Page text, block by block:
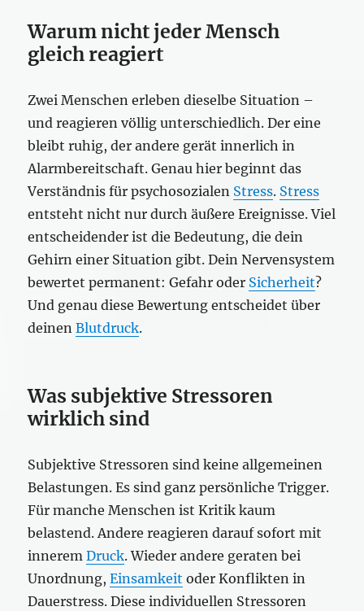
Warum nicht jeder Mensch
gleich reagiert
Zwei Menschen erleben dieselbe Situation –
und reagieren völlig unterschiedlich. Der eine
bleibt ruhig, der andere gerät innerlich in
Alarmbereitschaft. Genau hier beginnt das
Verständnis für psychosozialen Stress. Stress
entsteht nicht nur durch äußere Ereignisse. Viel
entscheidender ist die Bedeutung, die dein
Gehirn einer Situation gibt. Dein Nervensystem
bewertet permanent: Gefahr oder Sicherheit?
Und genau diese Bewertung entscheidet über
deinenBlutdruck.
Was subjektive Stressoren
wirklich sind
Subjektive Stressoren sind keine allgemeinen
Belastungen. Es sind ganz persönliche Trigger.
Für manche Menschen ist Kritik kaum
belastend. Andere reagieren darauf sofort mit
inneremDruck. Wieder andere geraten bei
Unordnung,Einsamkeit oder Konflikten in
Dauerstress. Diese individuellen Stressoren